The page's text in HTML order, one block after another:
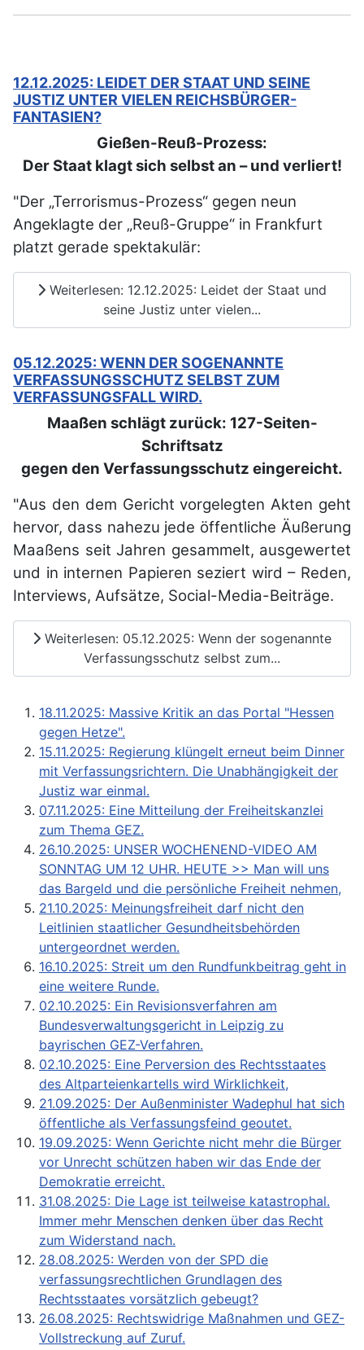
12.12.2025: LEIDET DER STAAT UND SEINE
JUSTIZ UNTER VIELEN REICHSBÜRGER-
FANTASIEN?
Gießen-Reuß-Prozess:
Der Staat klagt sich selbst an – und verliert!
"Der „Terrorismus-Prozess“ gegen neun
Angeklagte der „Reuß-Gruppe“ in Frankfurt
platzt gerade spektakulär:
Weiterlesen: 12.12.2025: Leidet der Staat und
seine Justiz unter vielen...
05.12.2025: WENN DER SOGENANNTE
VERFASSUNGSSCHUTZ SELBST ZUM
VERFASSUNGSFALL WIRD.
Maaßen schlägt zurück: 127-Seiten-
Schriftsatz
gegen den Verfassungsschutz eingereicht.
"Aus den dem Gericht vorgelegten Akten geht
hervor, dass nahezu jede öffentliche Äußerung
Maaßens seit Jahren gesammelt, ausgewertet
und in internen Papieren seziert wird – Reden,
Interviews, Aufsätze, Social-Media-Beiträge.
Weiterlesen: 05.12.2025: Wenn der sogenannte
Verfassungsschutz selbst zum...
18.11.2025: Massive Kritik an das Portal "Hessen
gegen Hetze".
15.11.2025: Regierung klüngelt erneut beim Dinner
mit Verfassungsrichtern. Die Unabhängigkeit der
Justiz war einmal.
07.11.2025: Eine Mitteilung der Freiheitskanzlei
zum Thema GEZ.
26.10.2025: UNSER WOCHENEND-VIDEO AM
SONNTAG UM 12 UHR. HEUTE >> Man will uns
das Bargeld und die persönliche Freiheit nehmen,
21.10.2025: Meinungsfreiheit darf nicht den
Leitlinien staatlicher Gesundheitsbehörden
untergeordnet werden.
16.10.2025: Streit um den Rundfunkbeitrag geht in
eine weitere Runde.
02.10.2025: Ein Revisionsverfahren am
Bundesverwaltungsgericht in Leipzig zu
bayrischen GEZ-Verfahren.
02.10.2025: Eine Perversion des Rechtsstaates
des Altparteienkartells wird Wirklichkeit,
21.09.2025: Der Außenminister Wadephul hat sich
öffentliche als Verfassungsfeind geoutet.
19.09.2025: Wenn Gerichte nicht mehr die Bürger
vor Unrecht schützen haben wir das Ende der
Demokratie erreicht.
31.08.2025: Die Lage ist teilweise katastrophal.
Immer mehr Menschen denken über das Recht
zum Widerstand nach.
28.08.2025: Werden von der SPD die
verfassungsrechtlichen Grundlagen des
Rechtsstaates vorsätzlich gebeugt?
26.08.2025: Rechtswidrige Maßnahmen und GEZ-
Vollstreckung auf Zuruf.